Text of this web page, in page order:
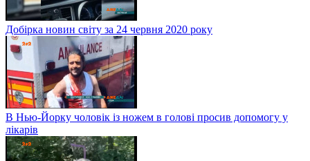
Добірка новин світу за 24 червня 2020 року
В Нью-Йорку чоловік із ножем в голові просив допомогу у
лікарів